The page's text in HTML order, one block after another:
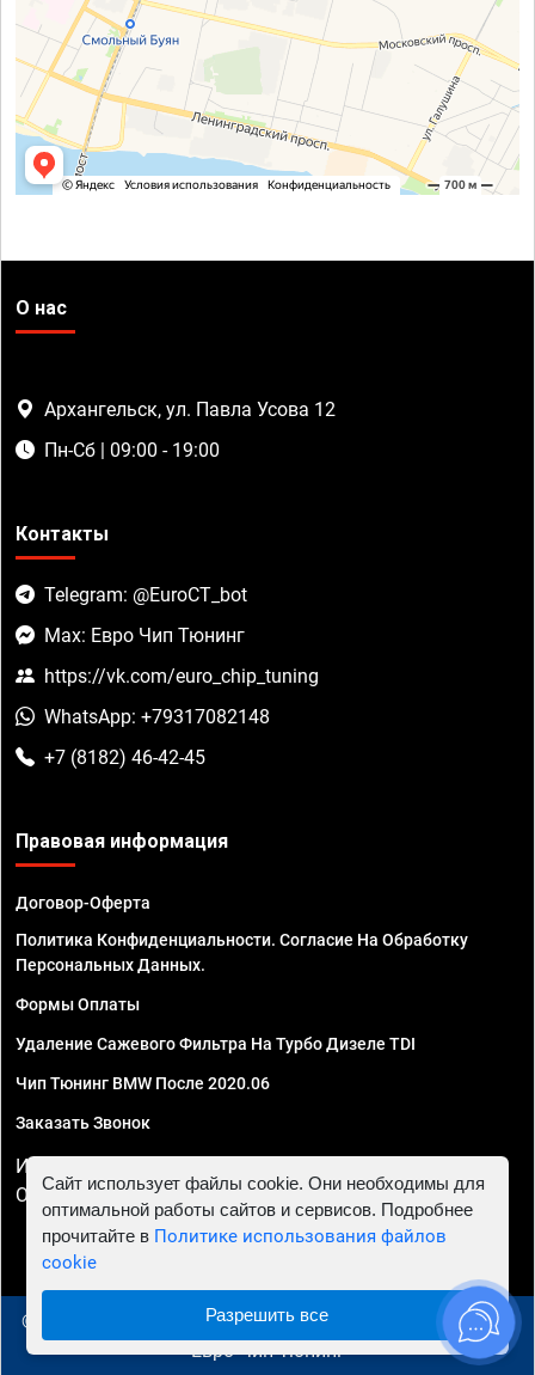
О нас
Архангельск, ул. Павла Усова 12
Пн-Сб | 09:00 - 19:00
Контакты
Telegram: @EuroCT_bot
Max: Евро Чип Тюнинг
https://vk.com/euro_chip_tuning
WhatsApp: +79317082148
+7 (8182) 46-42-45
Правовая информация
Договор-Оферта
Политика Конфиденциальности. Согласие На Обработку
Персональных Данных.
Формы Оплаты
Удаление Сажевого Фильтра На Турбо Дизеле TDI
Чип Тюнинг BMW После 2020.06
Заказать Звонок
ИП Смирнов Георгий Павлович. ИНН 781302555843,
ОГРНИП 324470400032610
© 2010 - 2026 Чип тюнинг в Архангельске - Автосервис
"Евро Чип Тюнинг"
Сайт использует файлы cookie. Они необходимы для
оптимальной работы сайтов и сервисов. Подробнее
прочитайте в Политике использования файлов
cookie
Разрешить все